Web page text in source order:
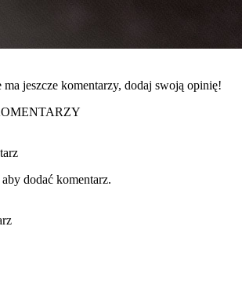
jeszcze komentarzy, dodaj swoją opinię!
dodać komentarz.